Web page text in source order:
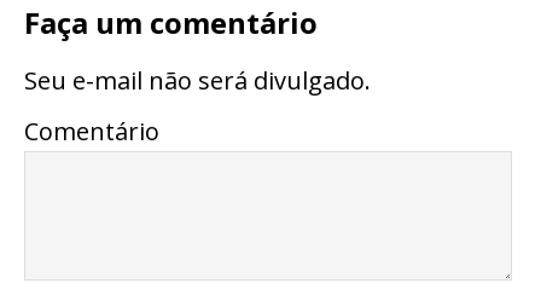
Faça um comentário
Seu e-mail não será divulgado.
Comentário